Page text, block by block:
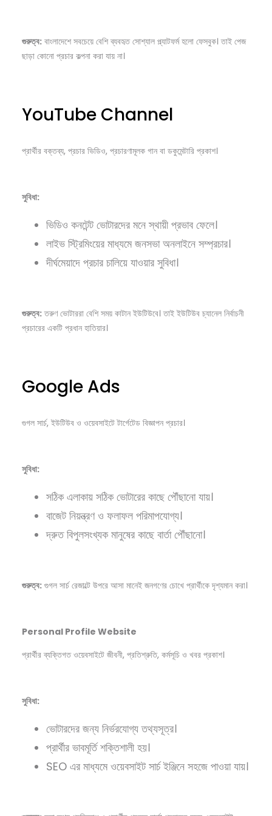
গুরুত্ব: বাংলাদেশে সবচেয়ে বেশি ব্যবহৃত সোশ্যাল প্ল্যাটফর্ম হলো ফেসবুক। তাই পেজ
ছাড়া কোনো প্রচার কল্পনা করা যায় না।
YouTube Channel
প্রার্থীর বক্তব্য, প্রচার ভিডিও, প্রচারণামূলক গান বা ডকুমেন্টারি প্রকাশ।
সুবিধা:
ভিডিও কনটেন্ট ভোটারদের মনে স্থায়ী প্রভাব ফেলে।
লাইভ স্ট্রিমিংয়ের মাধ্যমে জনসভা অনলাইনে সম্প্রচার।
দীর্ঘমেয়াদে প্রচার চালিয়ে যাওয়ার সুবিধা।
গুরুত্ব:তরুণ ভোটাররা বেশি সময় কাটান ইউটিউবে। তাই ইউটিউব চ্যানেল নির্বাচনী
প্রচারের একটি প্রধান হাতিয়ার।
Google Ads
গুগল সার্চ, ইউটিউব ও ওয়েবসাইটে টার্গেটেড বিজ্ঞাপন প্রচার।
সুবিধা:
সঠিক এলাকায় সঠিক ভোটারের কাছে পৌঁছানো যায়।
বাজেট নিয়ন্ত্রণ ও ফলাফল পরিমাপযোগ্য।
দ্রুত বিপুলসংখ্যক মানুষের কাছে বার্তা পৌঁছানো।
গুরুত্ব: গুগল সার্চ রেজাল্টে উপরে আসা মানেই জনগণের চোখে প্রার্থীকে দৃশ্যমান করা।
Personal Profile Website
প্রার্থীর ব্যক্তিগত ওয়েবসাইটে জীবনী, প্রতিশ্রুতি, কর্মসূচি ও খবর প্রকাশ।
সুবিধা:
ভোটারদের জন্য নির্ভরযোগ্য তথ্যসূত্র।
প্রার্থীর ভাবমূর্তি শক্তিশালী হয়।
SEO এর মাধ্যমে ওয়েবসাইট সার্চ ইঞ্জিনে সহজে পাওয়া যায়।